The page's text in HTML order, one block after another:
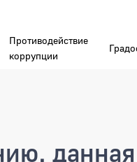
Противодействие
коррупции